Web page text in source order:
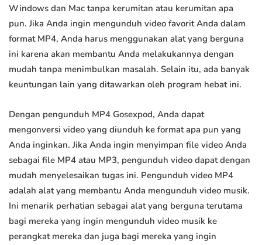
Windows dan Mac tanpa kerumitan atau kerumitan apa
pun. Jika Anda ingin mengunduh video favorit Anda dalam
format MP4, Anda harus menggunakan alat yang berguna
ini karena akan membantu Anda melakukannya dengan
mudah tanpa menimbulkan masalah. Selain itu, ada banyak
keuntungan lain yang ditawarkan oleh program hebat ini.
Dengan pengunduh MP4 Gosexpod, Anda dapat
mengonversi video yang diunduh ke format apa pun yang
Anda inginkan. Jika Anda ingin menyimpan file video Anda
sebagai file MP4 atau MP3, pengunduh video dapat dengan
mudah menyelesaikan tugas ini. Pengunduh video MP4
adalah alat yang membantu Anda mengunduh video musik.
Ini menarik perhatian sebagai alat yang berguna terutama
bagi mereka yang ingin mengunduh video musik ke
perangkat mereka dan juga bagi mereka yang ingin